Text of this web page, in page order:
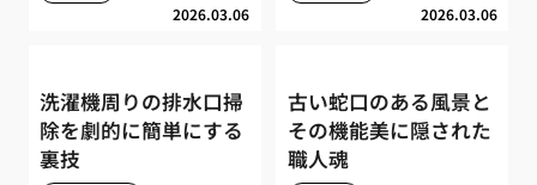
2026.03.06 2026.03.06
洗濯機周りの排水口掃
除を劇的に簡単にする
裏技
古い蛇口のある風景と
その機能美に隠された
職人魂